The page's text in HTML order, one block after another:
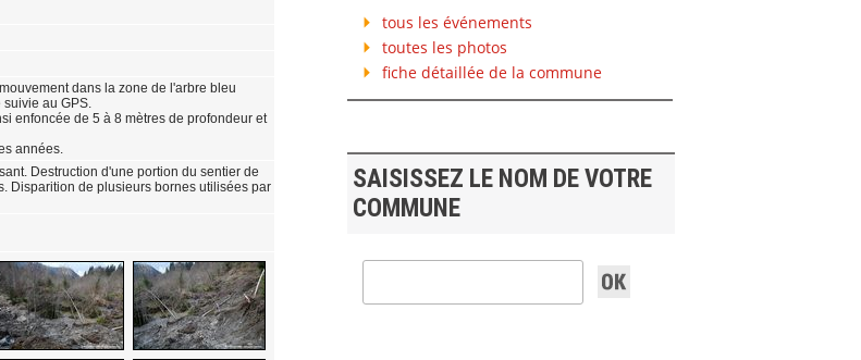
dans la zone de l'arbre bleu
au GPS.
enfoncée de 5 à 8 mètres de profondeur et
années.
Destruction d'une portion du sentier de
Disparition de plusieurs bornes utilisées par
tous les événements
toutes les photos
fiche détaillée de la commune
SAISISSEZ LE NOM DE VOTRE
COMMUNE